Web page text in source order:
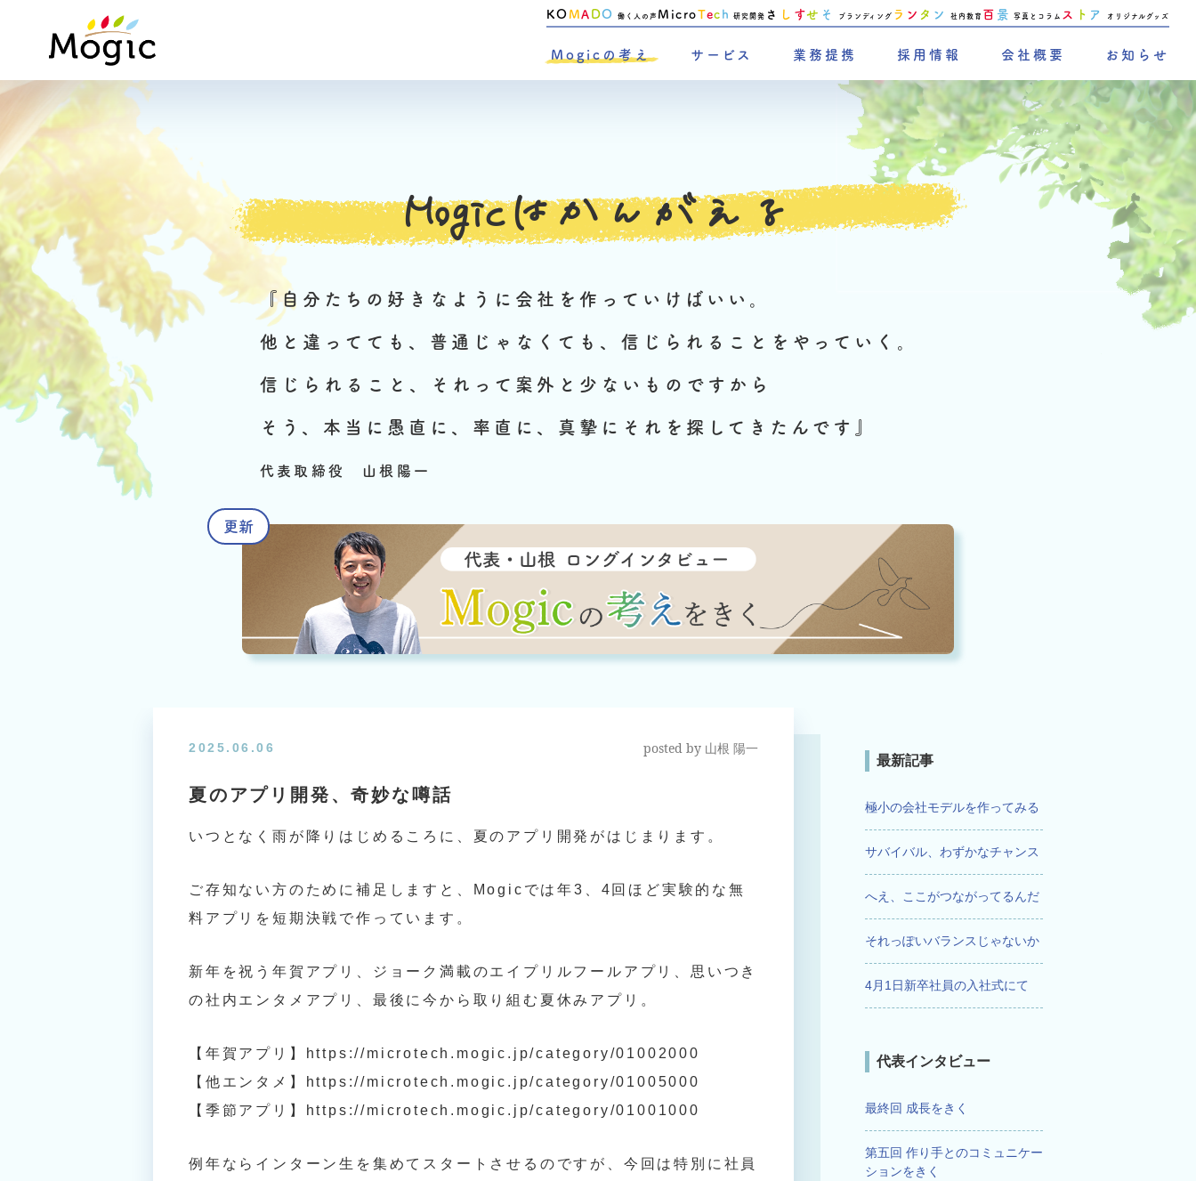
Mogicの考え サービス 業務提携 採用情報 会社概要 お知らせ
KO MA DO 働く人の声 MicroTec h 研究開発 さ し すせ そ ブランディング ラ ン タ ン 社内教育 百 景 写真とコラム ス ト ア オリジナルグッズ
Mogicはかんがえる
『自分たちの好きなように会社を作っていけばいい。
他と違ってても、普通じゃなくても、信じられることをやっていく。
信じられること、それって案外と少ないものですから
そう、本当に愚直に、率直に、真摯にそれを探してきたんです』
代表取締役 山根陽一
2025.06.06 posted by 山根 陽一
夏のアプリ開発、奇妙な噂話
いつとなく雨が降りはじめるころに、夏のアプリ開発がはじまります。
ご存知ない方のために補足しますと、Mogicでは年3、4回ほど実験的な無
料アプリを短期決戦で作っています。
新年を祝う年賀アプリ、ジョーク満載のエイプリルフールアプリ、思いつき
の社内エンタメアプリ、最後に今から取り組む夏休みアプリ。
【年賀アプリ】
https://microtech.mogic.jp/category/01002000
【他エンタメ】
https://microtech.mogic.jp/category/01005000
【季節アプリ】
https://microtech.mogic.jp/category/01001000
例年ならインターン生を集めてスタートさせるのですが、今回は特別に社員
最新記事
極小の会社モデルを作ってみる
サバイバル、わずかなチャンス
へえ、ここがつながってるんだ
それっぽいバランスじゃないか
4月1日新卒社員の入社式にて
代表インタビュー
最終回 成長をきく
第五回 作り手とのコミュニケー
ションをきく